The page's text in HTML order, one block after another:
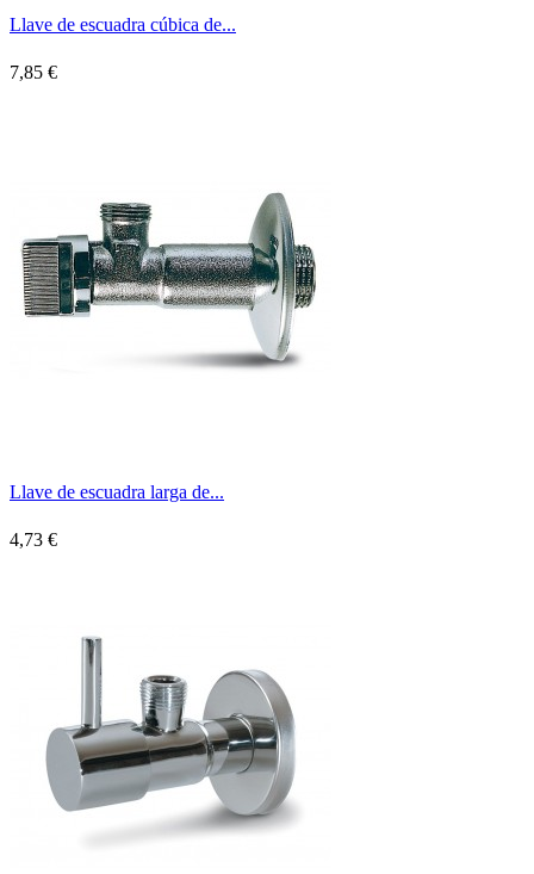
Llave de escuadra cúbica de...
7,85 €
Llave de escuadra larga de...
4,73 €